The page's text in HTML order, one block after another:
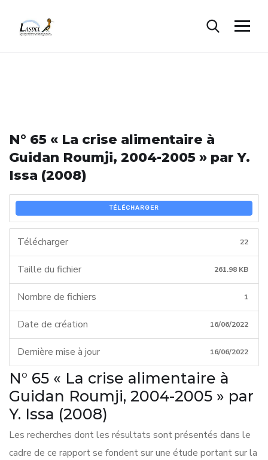
N° 65 « La crise alimentaire à
Guidan Roumji, 2004-2005 » par Y.
Issa (2008)
TÉLÉCHARGER
Télécharger 22
Taille du fichier 261.98 KB
Nombre de fichiers 1
Date de création 16/06/2022
Dernière mise à jour 16/06/2022
N° 65 « La crise alimentaire à
Guidan Roumji, 2004-2005 » par
Y. Issa (2008)
Les recherches dont les résultats sont présentés dans le
cadre de ce rapport se fondent sur une étude portant sur la